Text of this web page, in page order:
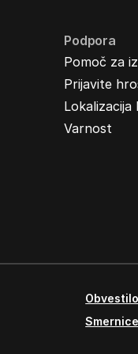
Podpora
Pomoč za
Prijavite
Lokalizacija
Varnost